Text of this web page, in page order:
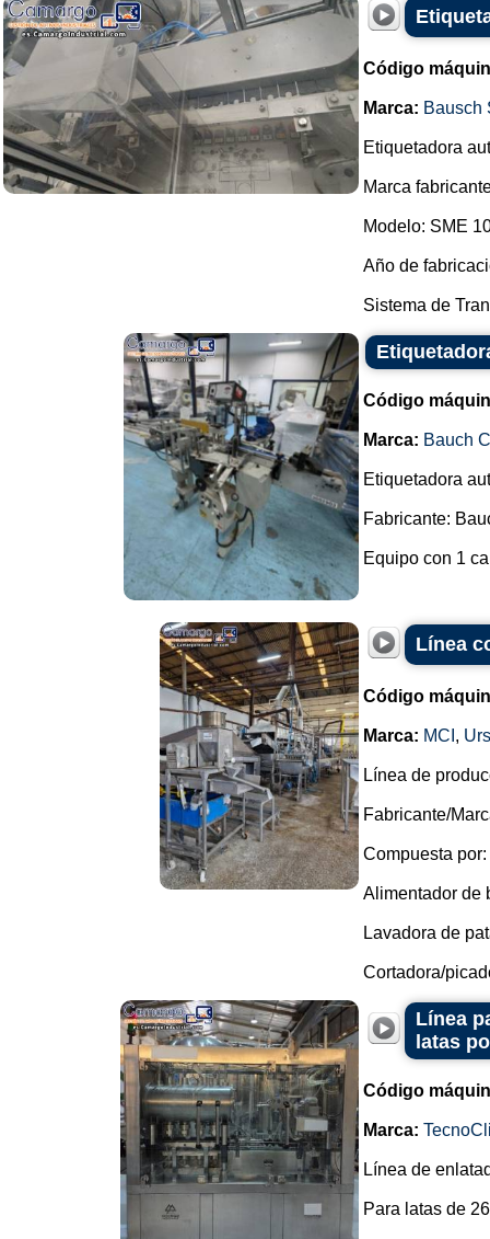
Código
Marca: Bausch
Etiquetadora
Marca
Modelo: SME
Año de
Sistema de
Código
Marca: Bauch
Etiquetadora
Fabricante:
Equipo con 1
Línea
Código
Marca: MCI ,
Línea de
Fabricante/
Compuesta por:
Alimentador de
Lavadora de
Cortadora/
Línea
latas
Código
Marca:
Línea de
Para latas de